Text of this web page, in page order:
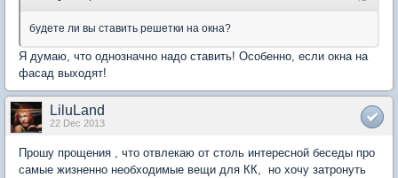
будете ли вы ставить решетки на окна?
Я думаю, что однозначно надо ставить! Особенно, если окна на
фасад выходят!
LiluLand
22 Dec 2013
Прошу прощения , что отвлекаю от столь интересной беседы про
самые жизненно необходимые вещи для КК, но хочу затронуть